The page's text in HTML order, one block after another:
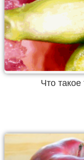
Что